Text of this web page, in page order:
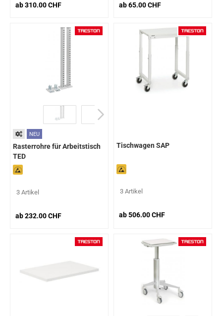
ab 310.00 CHF ab 65.00 CHF
NEU
Rasterrohre für Arbeitstisch
TED
3 Artikel
ab 232.00 CHF
Tischwagen SAP
3 Artikel
ab 506.00 CHF